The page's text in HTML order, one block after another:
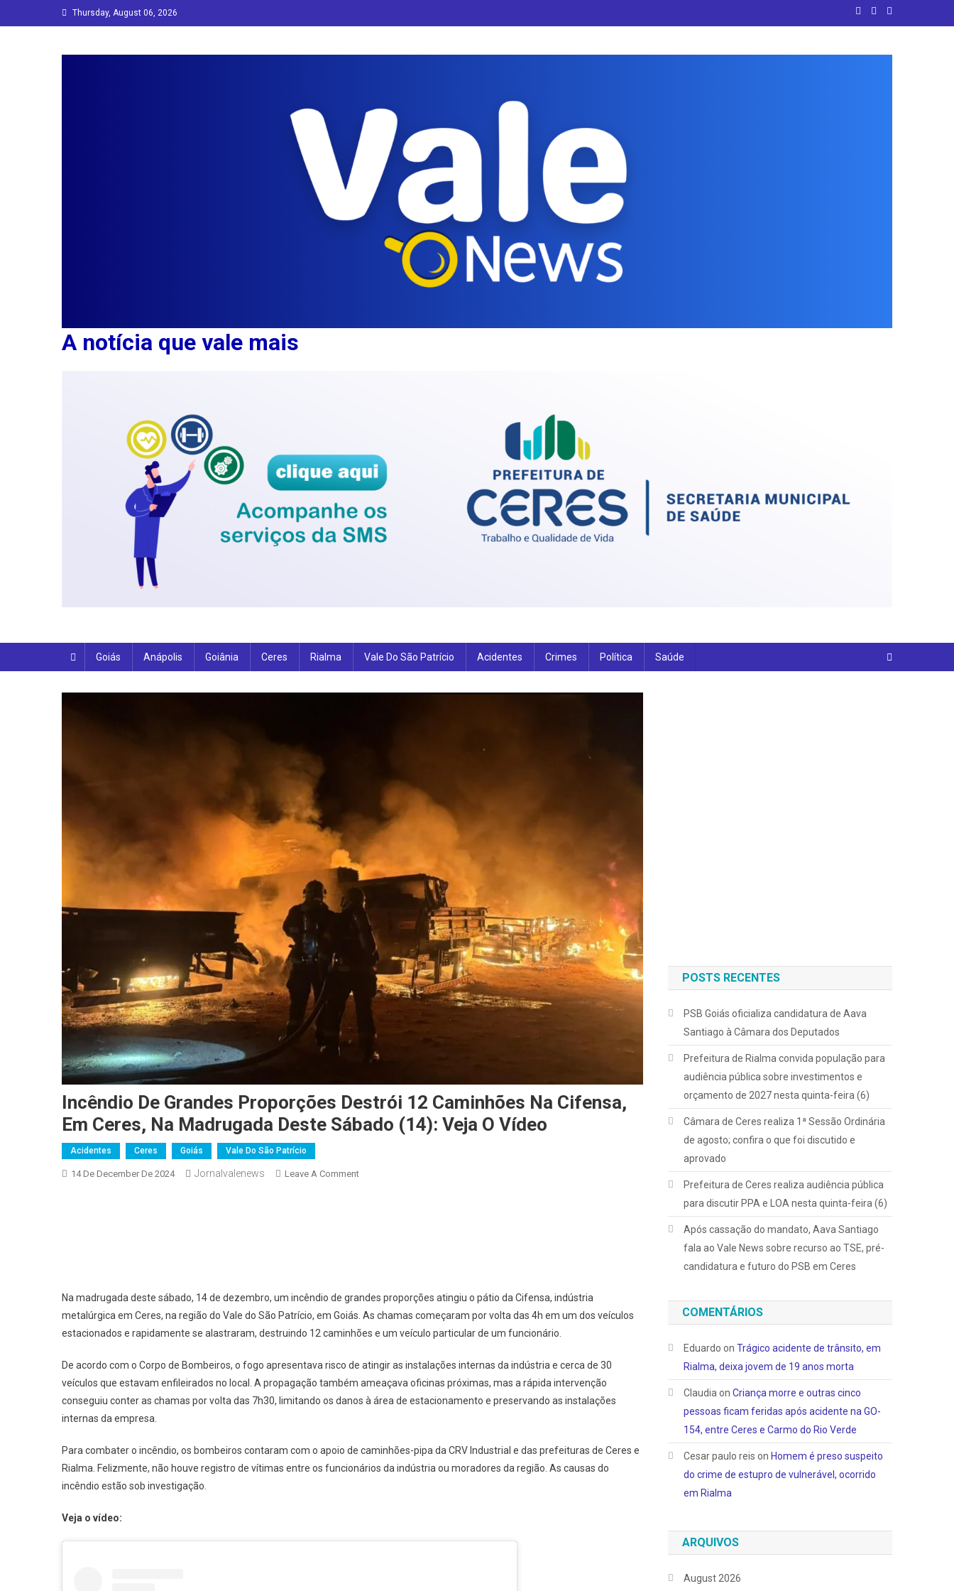
to
Thursday, August 06, 2026
A notícia que vale mais
Goiás Anápolis Goiânia Ceres Rialma Vale Do São Patrício Acidentes Crimes Política Saúde
Incêndio De Grandes Proporções Destrói 12 Caminhões Na Cifensa,
Em Ceres, Na Madrugada Deste Sábado (14): Veja O Vídeo
Acidentes Ceres Goiás Vale Do São Patrício
14 De December De 2024 Jornalvalenews Leave A CommentOn
Na
Cifensa,
Em
Na
Madrugada
Deste
Veja
O
Na madrugada deste sábado, 14 de dezembro, um incêndio de grandes proporções atingiu o pátio da Cifensa, indústria
metalúrgica em Ceres, na região do Vale do São Patrício, em Goiás. As chamas começaram por volta das 4h em um dos veículos
estacionados e rapidamente se alastraram, destruindo 12 caminhões e um veículo particular de um funcionário.
De acordo com o Corpo de Bombeiros, o fogo apresentava risco de atingir as instalações internas da indústria e cerca de 30
veículos que estavam enfileirados no local. A propagação também ameaçava oficinas próximas, mas a rápida intervenção
conseguiu conter as chamas por volta das 7h30, limitando os danos à área de estacionamento e preservando as instalações
internas da empresa.
Para combater o incêndio, os bombeiros contaram com o apoio de caminhões-pipa da CRV Industrial e das prefeituras de Ceres e
Rialma. Felizmente, não houve registro de vítimas entre os funcionários da indústria ou moradores da região. As causas do
incêndio estão sob investigação.
Veja o vídeo:
POSTS RECENTES
PSB Goiás oficializa candidatura de Aava
Santiago à Câmara dos Deputados
Prefeitura de Rialma convida população para
audiência pública sobre investimentos e
orçamento de 2027 nesta quinta-feira (6)
Câmara de Ceres realiza 1ª Sessão Ordinária
de agosto; confira o que foi discutido e
aprovado
Prefeitura de Ceres realiza audiência pública
para discutir PPA e LOA nesta quinta-feira (6)
Após cassação do mandato, Aava Santiago
fala ao Vale News sobre recurso ao TSE, pré-
candidatura e futuro do PSB em Ceres
COMENTÁRIOS
Eduardo onTrágico acidente de trânsito, em
Rialma, deixa jovem de 19 anos morta
ClaudiaonCriança morre e outras cinco
pessoas ficam feridas após acidente na GO-
154, entre Ceres e Carmo do Rio Verde
Cesar paulo reis on Homem é preso suspeito
do crime de estupro de vulnerável, ocorrido
em Rialma
ARQUIVOS
August 2026